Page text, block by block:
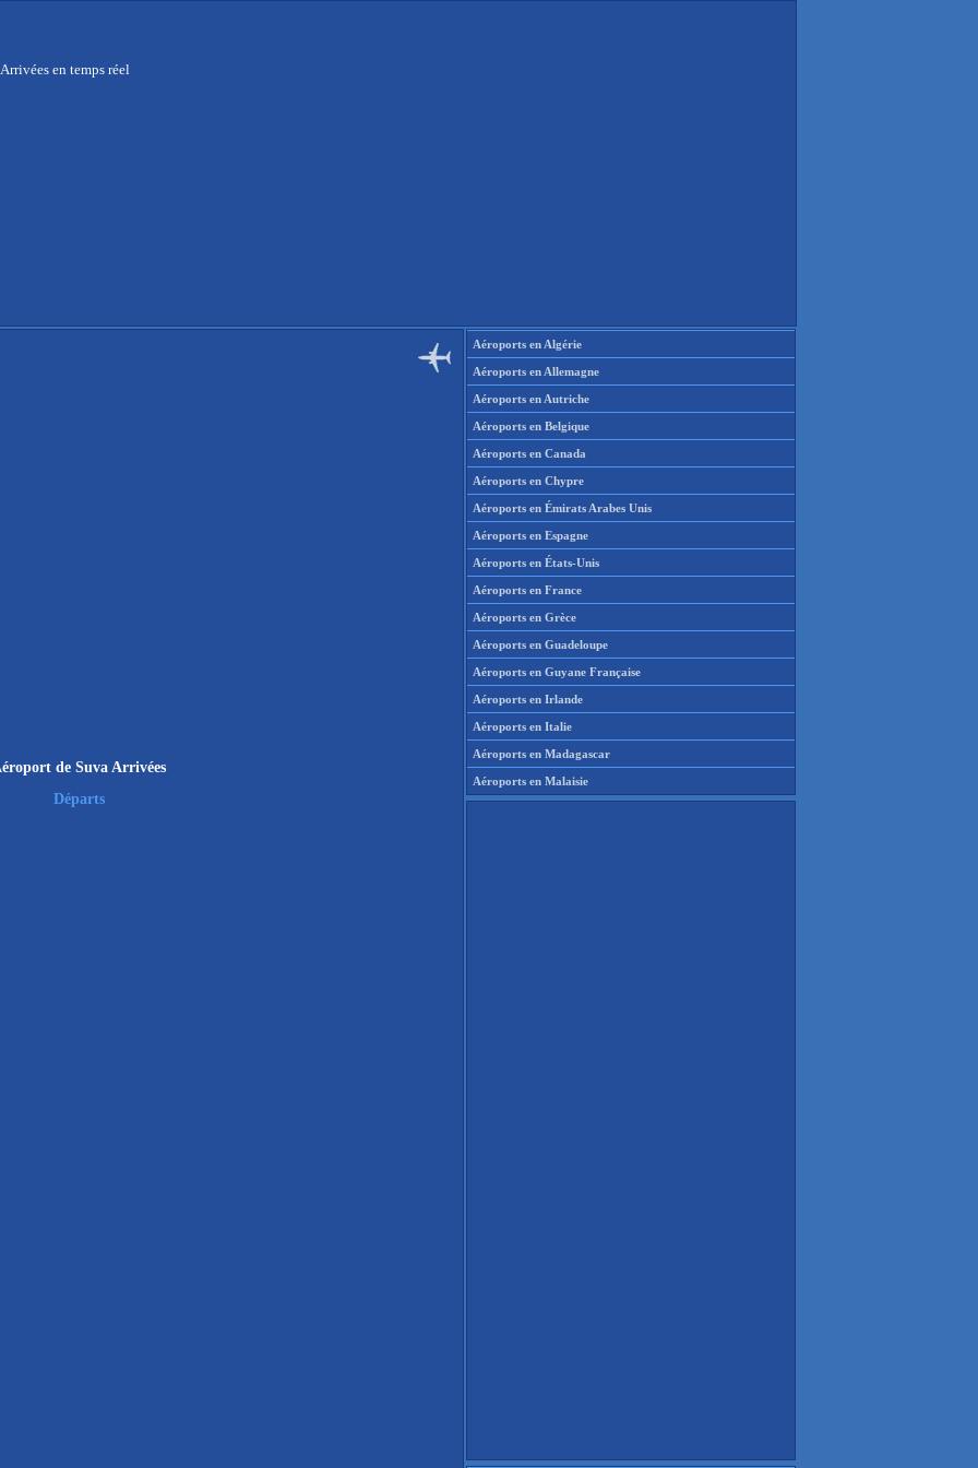
en temps réel
de Suva Arrivées
Départs
Aéroports en Algérie
Aéroports en Allemagne
Aéroports en Autriche
Aéroports en Belgique
Aéroports en Canada
Aéroports en Chypre
Aéroports en Émirats Arabes Unis
Aéroports en Espagne
Aéroports en États-Unis
Aéroports en France
Aéroports en Grèce
Aéroports en Guadeloupe
Aéroports en Guyane Française
Aéroports en Irlande
Aéroports en Italie
Aéroports en Madagascar
Aéroports en Malaisie